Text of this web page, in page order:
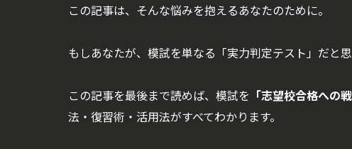
この記事は、そんな悩みを抱えるあなたのために。
もしあなたが、模試を単なる「実力判定テスト」だと
この記事を最後まで読めば、模試を 「志望校合格への
法・復習術・活用法がすべてわかります。